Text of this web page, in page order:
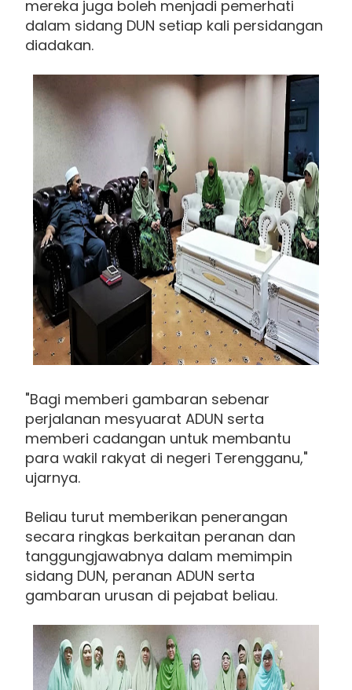
mereka juga boleh menjadi pemerhati
dalam sidang DUN setiap kali persidangan
diadakan.
"Bagi memberi gambaran sebenar
perjalanan mesyuarat ADUN serta
memberi cadangan untuk membantu
para wakil rakyat di negeri Terengganu,"
ujarnya.
Beliau turut memberikan penerangan
secara ringkas berkaitan peranan dan
tanggungjawabnya dalam memimpin
sidang DUN, peranan ADUN serta
gambaran urusan di pejabat beliau.